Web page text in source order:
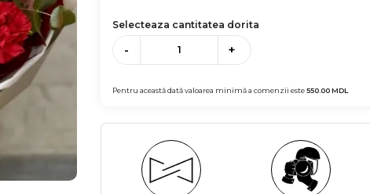
Selecteaza cantitatea dorita
- +
Pentru această dată valoarea minimă a comenzii este550.00MDL